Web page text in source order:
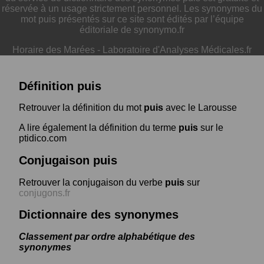
réservée à un usage strictement personnel. Les synonymes du
mot puis présentés sur ce site sont édités par l’équipe
éditoriale de synonymo.fr
Horaire des Marées - Laboratoire d'Analyses Médicales.fr
Définition puis
Retrouver la définition du mot puis avec le Larousse
A lire également la définition du terme puis sur le
ptidico.com
Conjugaison puis
Retrouver la conjugaison du verbe puis sur
conjugons.fr
Dictionnaire des synonymes
Classement par ordre alphabétique des
synonymes